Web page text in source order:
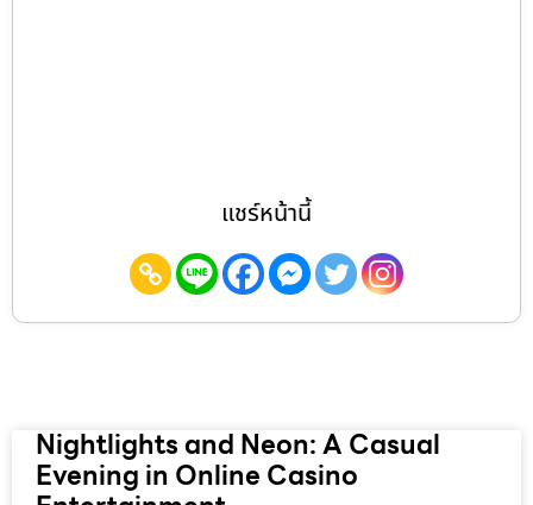
แชร์หน้านี้
Nightlights and Neon: A Casual
Evening in Online Casino